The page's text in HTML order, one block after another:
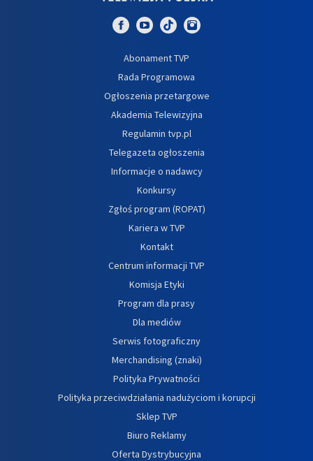
Abonament TVP
Rada Programowa
Ogłoszenia przetargowe
Akademia Telewizyjna
Regulamin tvp.pl
Telegazeta ogłoszenia
Informacje o nadawcy
Konkursy
Zgłoś program (ROPAT)
Kariera w TVP
Kontakt
Centrum informacji TVP
Komisja Etyki
Program dla prasy
Dla mediów
Serwis fotograficzny
Merchandising (znaki)
Polityka Prywatności
Polityka przeciwdziałania nadużyciom i korupcji
Sklep TVP
Biuro Reklamy
Oferta Dystrybucyjna